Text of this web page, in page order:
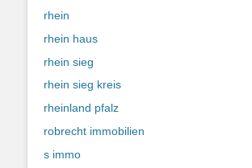
rhein
rhein haus
rhein sieg
rhein sieg kreis
rheinland pfalz
robrecht immobilien
s immo